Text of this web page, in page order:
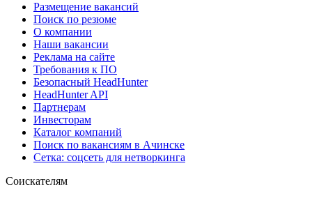
Размещение вакансий
Поиск по резюме
О компании
Наши вакансии
Реклама на сайте
Требования к ПО
Безопасный HeadHunter
HeadHunter API
Партнерам
Инвесторам
Каталог компаний
Поиск по вакансиям в Ачинске
Сетка: соцсеть для нетворкинга
Соискателям